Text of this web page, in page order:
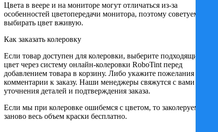
Цвета в веере и на мониторе могут отличаться из-за
особенностей цветопередачи монитора, поэтому советуем
выбирать цвет вживую.
Как заказать колеровку
Если товар доступен для колеровки, выберите подходящий
цвет через систему онлайн-колеровки RoboTint перед
добавлением товара в корзину. Либо укажите пожелания в
комментарии к заказу. Наши менеджеры свяжутся с вами для
уточнения деталей и подтверждения заказа.
Если мы при колеровке ошибемся с цветом, то заколеруем
заново весь объем краски бесплатно.